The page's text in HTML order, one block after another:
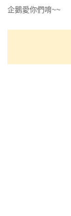
企鵝愛你們唷~~